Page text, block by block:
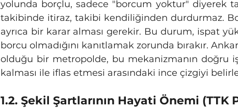
yolunda borçlu, sadece "borcum yoktur" diyerek
takibinde itiraz, takibi kendiliğinden durdurmaz.
ayrıca bir karar alması gerekir. Bu durum, ispat
borcu olmadığını kanıtlamak zorunda bırakır.
olduğu bir metropolde, bu mekanizmanın doğru
kalması ile iflas etmesi arasındaki ince çizgiyi
1.2. Şekil Şartlarının Hayati Önemi